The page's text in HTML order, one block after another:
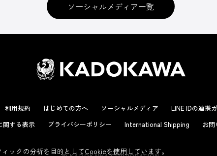
ソーシャルメディア一覧
利用規約 はじめての方へ ソーシャルメディア LINE IDの連携
関する表示
プライバシーポリシー International Shipping お
ックの分析を目的としてCookieを使用しています。